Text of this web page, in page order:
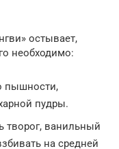
остывает,
необходимо:
пышности,
пудры.
творог, ванильный
на средней